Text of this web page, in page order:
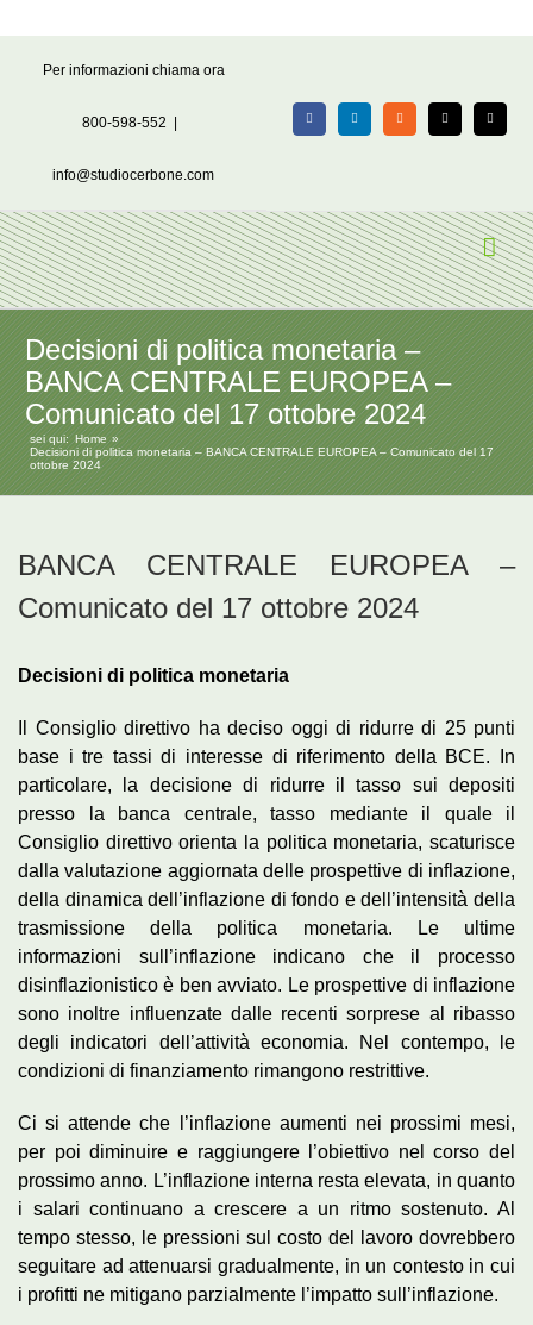
Per informazioni chiama ora
800-598-552
info@studiocerbone.com
FacebookLinkedIn Rss X Email
Decisioni di politica monetaria –
BANCA CENTRALE EUROPEA –
Comunicato del 17 ottobre 2024
sei qui:
Home
Decisioni di politica monetaria – BANCA CENTRALE EUROPEA – Comunicato del 17
ottobre 2024
BANCA CENTRALE EUROPEA –
Comunicato del 17 ottobre 2024
Decisioni di politica monetaria
Il Consiglio direttivo ha deciso oggi di ridurre di 25 punti
base i tre tassi di interesse di riferimento della BCE. In
particolare, la decisione di ridurre il tasso sui depositi
presso la banca centrale, tasso mediante il quale il
Consiglio direttivo orienta la politica monetaria, scaturisce
dalla valutazione aggiornata delle prospettive di inflazione,
della dinamica dell’inflazione di fondo e dell’intensità della
trasmissione della politica monetaria. Le ultime
informazioni sull’inflazione indicano che il processo
disinflazionistico è ben avviato. Le prospettive di inflazione
sono inoltre influenzate dalle recenti sorprese al ribasso
degli indicatori dell’attività economia. Nel contempo, le
condizioni di finanziamento rimangono restrittive.
Ci si attende che l’inflazione aumenti nei prossimi mesi,
per poi diminuire e raggiungere l’obiettivo nel corso del
prossimo anno. L’inflazione interna resta elevata, in quanto
i salari continuano a crescere a un ritmo sostenuto. Al
tempo stesso, le pressioni sul costo del lavoro dovrebbero
seguitare ad attenuarsi gradualmente, in un contesto in cui
i profitti ne mitigano parzialmente l’impatto sull’inflazione.